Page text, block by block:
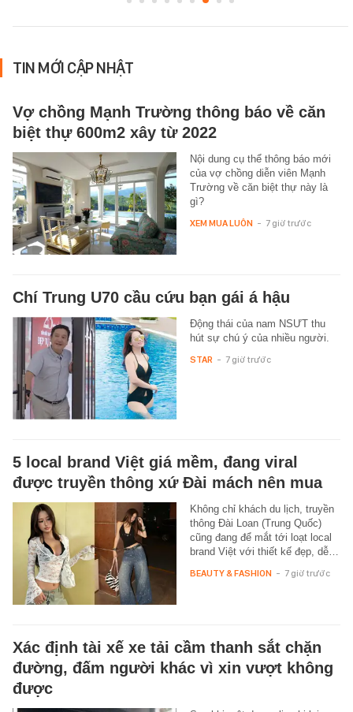
TIN MỚI CẬP NHẬT
Vợ chồng Mạnh Trường thông báo về căn
biệt thự 600m2 xây từ 2022
Nội dung cụ thể thông báo mới
của vợ chồng diễn viên Mạnh
Trường về căn biệt thự này là
gì?
XEM MUA LUÔN - 7 giờ trước
Chí Trung U70 cầu cứu bạn gái á hậu
Động thái của nam NSƯT thu
hút sự chú ý của nhiều người.
STAR - 7 giờ trước
5 local brand Việt giá mềm, đang viral
được truyền thông xứ Đài mách nên mua
Không chỉ khách du lịch, truyền
thông Đài Loan (Trung Quốc)
cũng đang để mắt tới loạt local
brand Việt với thiết kế đẹp, dễ…
BEAUTY & FASHION - 7 giờ trước
Xác định tài xế xe tải cầm thanh sắt chặn
đường, đấm người khác vì xin vượt không
được